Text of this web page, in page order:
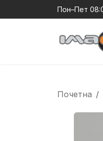
Пон–Пет
Почетна